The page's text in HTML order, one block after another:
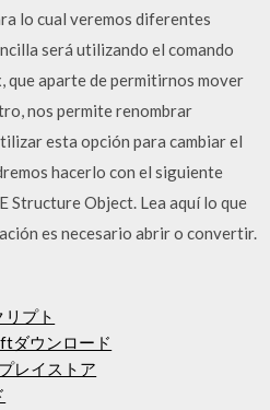
lo cual veremos diferentes
será utilizando el comando
que aparte de permitirnos mover
nos permite renombrar
esta opción para cambiar el
hacerlo con el siguiente
Structure Object. Lea aquí lo que
es necesario abrir o convertir.
プト
ダウンロード
レイストア